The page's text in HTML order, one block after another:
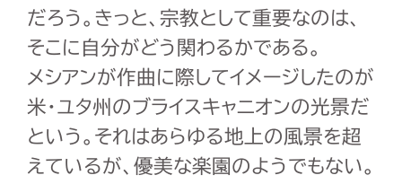
だろう。きっと、宗教として重要なのは、
そこに自分がどう関わるかである。
メシアンが作曲に際してイメージしたのが
米・ユタ州のブライスキャニオンの光景だ
という。それはあらゆる地上の風景を超
えているが、優美な楽園のようでもない。